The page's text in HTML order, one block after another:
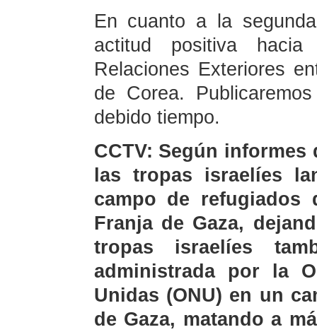
En cuanto a la
actitud positiva
Relaciones Exteriores
de Corea.
debido tiempo.
CCTV: Según informes
las tropas israelíes
campo de
Franja de Gaza,
tropas israelíes
administrada por la
Unidas (ONU) en un
de Gaza, matando a